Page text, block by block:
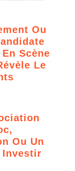
Ou
Scène
Le
Ou Un
Investir